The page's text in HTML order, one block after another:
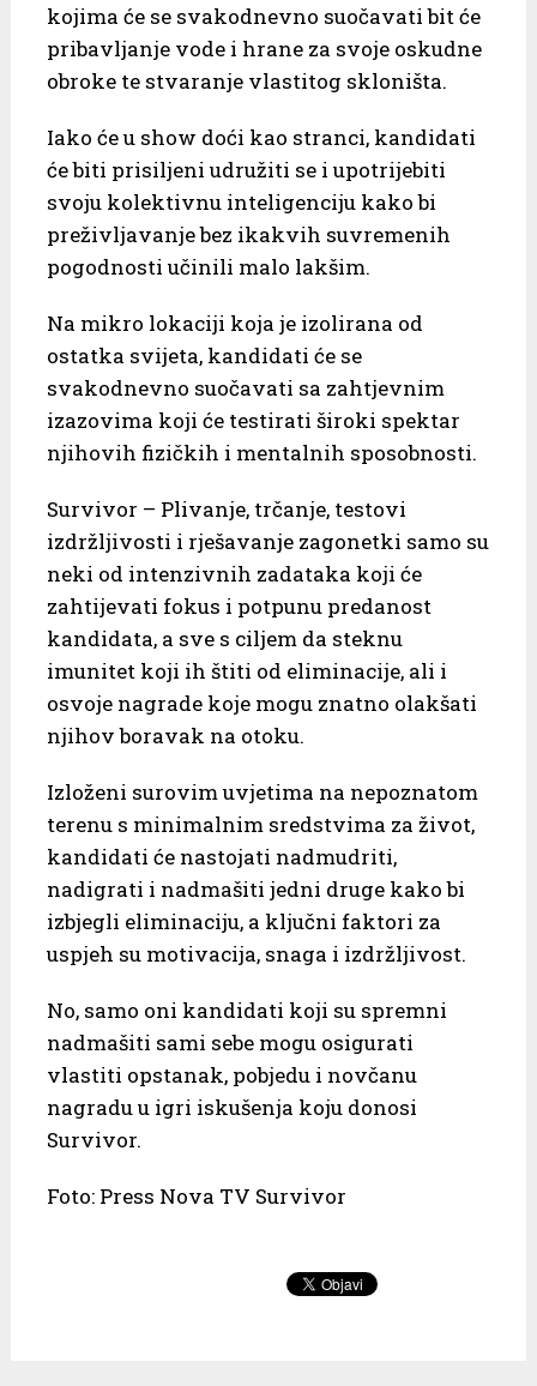
kojima će se svakodnevno suočavati bit će
pribavljanje vode i hrane za svoje oskudne
obroke te stvaranje vlastitog skloništa.
Iako će u show doći kao stranci, kandidati
će biti prisiljeni udružiti se i upotrijebiti
svoju kolektivnu inteligenciju kako bi
preživljavanje bez ikakvih suvremenih
pogodnosti učinili malo lakšim.
Na mikro lokaciji koja je izolirana od
ostatka svijeta, kandidati će se
svakodnevno suočavati sa zahtjevnim
izazovima koji će testirati široki spektar
njihovih fizičkih i mentalnih sposobnosti.
Survivor – Plivanje, trčanje, testovi
izdržljivosti i rješavanje zagonetki samo su
neki od intenzivnih zadataka koji će
zahtijevati fokus i potpunu predanost
kandidata, a sve s ciljem da steknu
imunitet koji ih štiti od eliminacije, ali i
osvoje nagrade koje mogu znatno olakšati
njihov boravak na otoku.
Izloženi surovim uvjetima na nepoznatom
terenu s minimalnim sredstvima za život,
kandidati će nastojati nadmudriti,
nadigrati i nadmašiti jedni druge kako bi
izbjegli eliminaciju, a ključni faktori za
uspjeh su motivacija, snaga i izdržljivost.
No, samo oni kandidati koji su spremni
nadmašiti sami sebe mogu osigurati
vlastiti opstanak, pobjedu i novčanu
nagradu u igri iskušenja koju donosi
Survivor.
Foto: Press Nova TV Survivor